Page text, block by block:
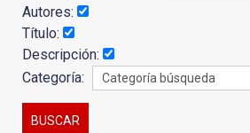
Autores:
Título:
Descripción:
Categoría: